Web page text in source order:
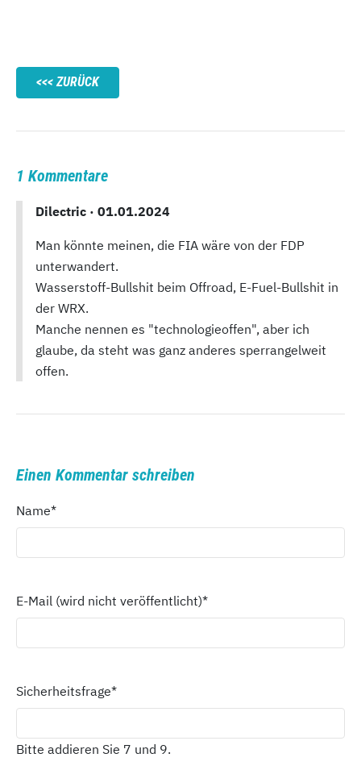
ZURÜCK
1 Kommentare
Dilectric · 01.01.2024
Man könnte meinen, die FIA wäre von der FDP
unterwandert.
Wasserstoff-Bullshit beim Offroad, E-Fuel-Bullshit in
der WRX.
Manche nennen es "technologieoffen", aber ich
glaube, da steht was ganz anderes sperrangelweit
offen.
Einen Kommentar schreiben
Name*
E-Mail (wird nicht veröffentlicht)*
Sicherheitsfrage*
Bitte addieren Sie 7 und 9.